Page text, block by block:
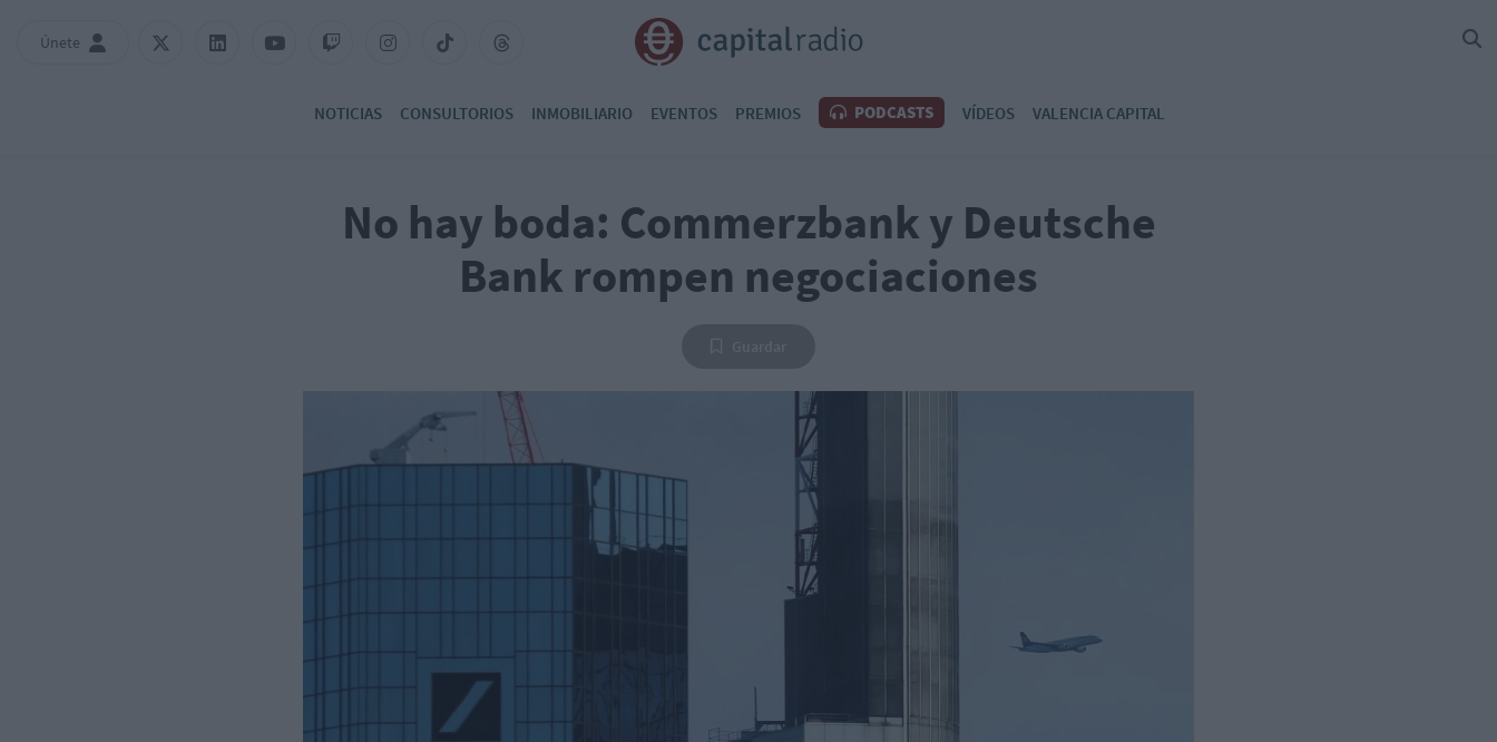
Únete
NOTICIAS CONSULTORIOS INMOBILIARIO EVENTOS PREMIOS PODCASTS VÍDEOS VALENCIA CAPITAL
No hay boda: Commerzbank y Deutsche
Bank rompen negociaciones